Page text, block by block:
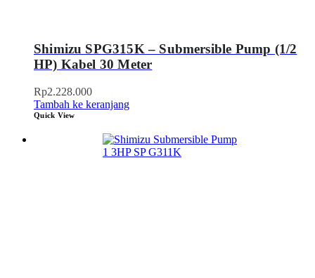
Shimizu SPG315K – Submersible Pump (1/2
HP) Kabel 30 Meter
Rp2.228.000
Tambah ke keranjang
Quick View